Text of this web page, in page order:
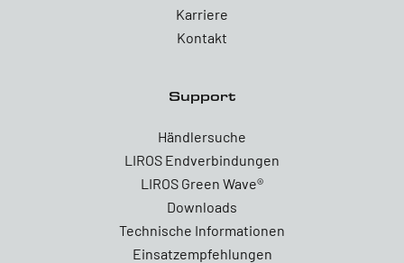
Karriere
Kontakt
Support
Händlersuche
LIROS Endverbindungen
LIROS Green Wave®
Downloads
Technische Informationen
Einsatzempfehlungen